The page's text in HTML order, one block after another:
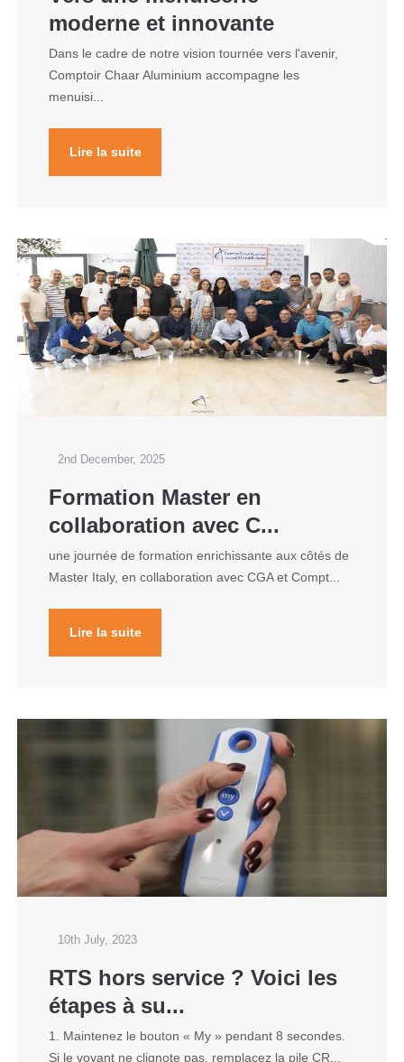
moderne et innovante
Dans le cadre de notre vision tournée vers l'avenir,
Comptoir Chaar Aluminium accompagne les
menuisi...
Lire la suite
2nd December, 2025
Formation Master en
collaboration avec C...
une journée de formation enrichissante aux côtés de
Master Italy, en collaboration avec CGA et Compt...
Lire la suite
10th July, 2023
RTS hors service ? Voici les
étapes à su...
1. Maintenez le bouton « My » pendant 8 secondes.
Si le voyant ne clignote pas, remplacez la pile CR...